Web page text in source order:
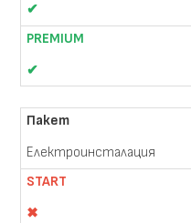
✔
✔
Електроинсталация
✖